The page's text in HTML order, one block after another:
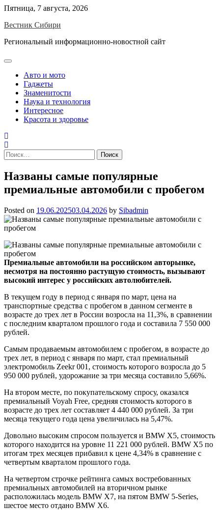
Skip
content
Пятница, 7 августа, 2026
Вестник Сибири
Региональный информационно-новостной сайт
Авто и мото
Гаджеты
Знаменитости
Наука и технология
Интересное
Красота и здоровье
Найти:
Названы самые популярные
премиальные автомобили с пробегом
Posted on 19.06.202503.04.2026 by Sibadmin
Премиальные автомобили на российском авторынке,
несмотря на постоянно растущую стоимость, вызывают
высокий интерес у российских автолюбителей.
В текущем году в период с января по март, цена на
транспортные средства с пробегом в данном сегменте в
возрасте до трех лет в России возросла на 11,3%, в сравнении
с последним кварталом прошлого года и составила 7 550 000
рублей.
Самым продаваемым автомобилем с пробегом, в возрасте до
трех лет, в период с января по март, стал премиальный
электромобиль Zeekr 001, стоимость которого возросла до 5
950 000 рублей, удорожание за три месяца составило 5,66%.
На втором месте, по покупательскому спросу, оказался
премиальный Voyah Free, средняя стоимость которого в
возрасте до трех лет составляет 4 440 000 рублей. За три
месяца текущего года цена увеличилась на 5,47%.
Довольно высоким спросом пользуется и BMW X5, стоимость
которого находится на уровне 11 221 000 рублей. BMW X5 по
итогам трех месяцев прибавил к цене 4,34% в сравнение с
четвертым кварталом прошлого года.
На четвертом строчке рейтинга самых востребованных
премиальных автомобилей на вторичном рынке
расположилась модель BMW X7, на пятом BMW 5-Series,
шестое место отдано BMW X6.